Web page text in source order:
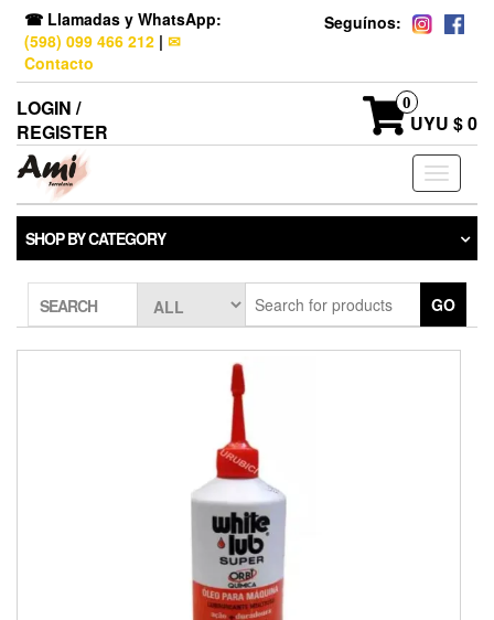
☎ Llamadas y WhatsApp:
(598) 099 466 212 | ✉
Contacto
Seguínos:
LOGIN /
REGISTER
0
UYU $ 0
Toggle
SHOP BY CATEGORY
SEARCH GO